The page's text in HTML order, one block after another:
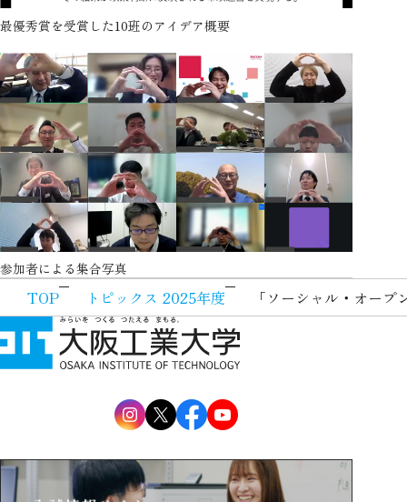
最優秀賞を受賞した10班のアイデア概要
参加者による集合写真
TOP トピックス 2025年度 「ソーシャル・オー